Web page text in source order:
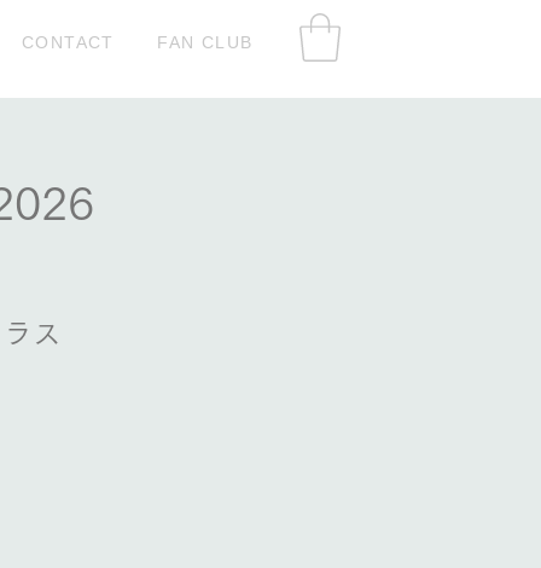
CONTACT FAN CLUB
ス